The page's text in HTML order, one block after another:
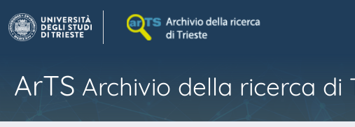
ArTS Archivio della ricerca di